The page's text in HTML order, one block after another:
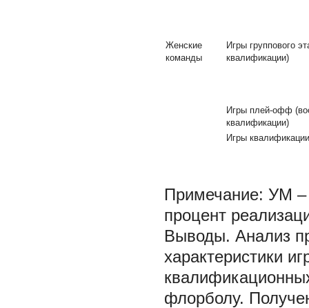
Женские
команды
Игры группового
квалификации)
Игры плей-офф
квалификации)
Игры
Примечание: УМ –
процент
Выводы. Анализ
характеристики
флорболу.